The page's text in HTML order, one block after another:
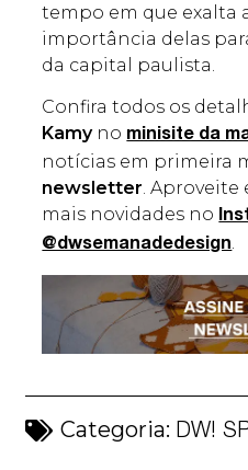
tempo em que exalta
importância delas
da capital paulista.
Confira todos os
Kamyno minisite da
notícias em primeira
newsletter. Aproveite
mais novidades no
@dwsemanadedesign.
Categoria: DW!